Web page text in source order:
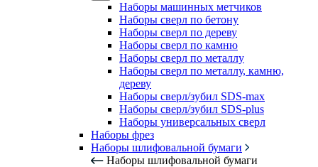
Наборы машинных метчиков
Наборы сверл по бетону
Наборы сверл по дереву
Наборы сверл по камню
Наборы сверл по металлу
Наборы сверл по металлу, камню,
дереву
Наборы сверл/зубил SDS-max
Наборы сверл/зубил SDS-plus
Наборы универсальных сверл
Наборы фрез
Наборы шлифовальной бумаги
Наборы шлифовальной бумаги